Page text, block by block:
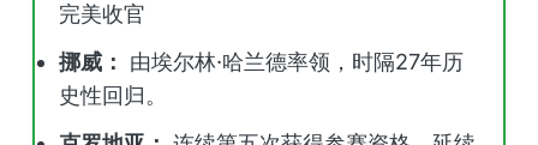
完美收官
挪威：
由埃尔林·哈兰德率领，时隔27年历
史性回归。